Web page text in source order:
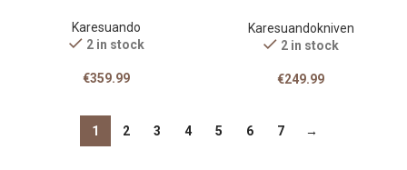
Karesuando
2 in stock
€359.99
Karesuandokniven
2 in stock
€249.99
1 2 3 4 5 6 7 →